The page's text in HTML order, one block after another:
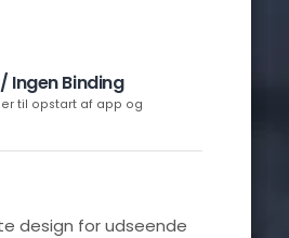
Ingen Binding
er til opstart af app og
design for udseende